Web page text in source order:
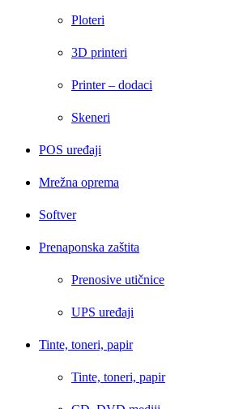
Ploteri
3D printeri
Printer – dodaci
Skeneri
POS uređaji
Mrežna oprema
Softver
Prenaponska zaštita
Prenosive utičnice
UPS uređaji
Tinte, toneri, papir
Tinte, toneri, papir